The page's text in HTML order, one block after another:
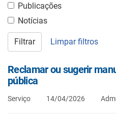
Publicações
Notícias
Filtrar Limpar filtros
Reclamar ou sugerir
pública
Serviço 14/04/2026